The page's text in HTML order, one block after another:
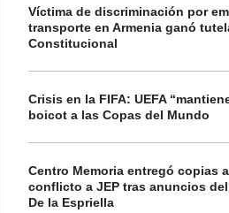
Víctima de discriminación por
transporte en Armenia ganó
Constitucional
Crisis en la FIFA: UEFA
boicot a las Copas del Mundo
Centro Memoria entregó copias
conflicto a JEP tras anuncios
De la Espriella